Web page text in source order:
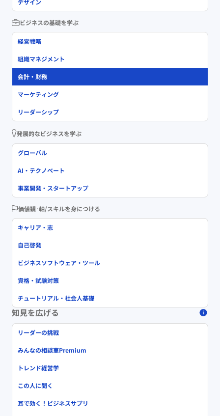
デザイン
ビジネスの基礎を学ぶ
経営戦略
組織マネジメント
会計・財務
マーケティング
リーダーシップ
発展的なビジネスを学ぶ
グローバル
AI・テクノベート
事業開発・スタートアップ
価値観･軸/スキルを身につける
キャリア・志
自己啓発
ビジネスソフトウェア・ツール
資格・試験対策
チュートリアル・社会人基礎
知見を広げる
リーダーの挑戦
みんなの相談室Premium
トレンド経営学
この人に聞く
耳で効く！ビジネスサプリ